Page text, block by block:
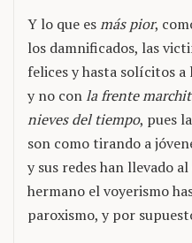
Y lo que esmás pior,
los damnificados, las
felices y hasta solícitos a
y no conla frente
nieves del tiempo, pues
son como tirando a
y sus redes han llevado
hermano el voyerismo
paroxismo, y por